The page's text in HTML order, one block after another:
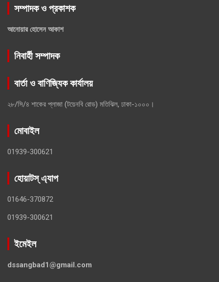
সম্পাদক ও প্রকাশক
আনোয়ার হোসেন আকাশ
নিবার্হী সম্পাদক
বার্তা ও বাণিজ্যিক কার্যালয়
২৮/সি/৪ শাকের প্লাজা (টয়েনবি রোড) মতিঝিল, ঢাকা-১০০০।
মোবাইল
01939-300621
হোয়াটস্ এ্যাপ
01646-370872
01939-300621
ইমেইল
dssangbad1@gmail.com